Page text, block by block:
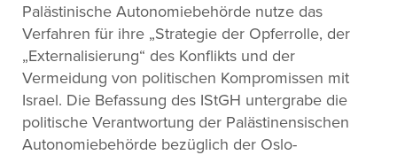
Palästinische Autonomiebehörde nutze das
Verfahren für ihre „Strategie der Opferrolle, der
„Externalisierung“ des Konflikts und der
Vermeidung von politischen Kompromissen mit
Israel. Die Befassung des IStGH untergrabe die
politische Verantwortung der Palästinensischen
Autonomiebehörde bezüglich der Oslo-